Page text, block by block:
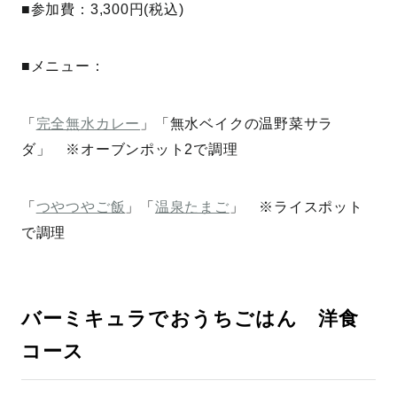
■参加費：3,300円(税込)
■メニュー：
「 完全無水カレー 」「無水ベイクの温野菜サラ
ダ」 ※オーブンポット2で調理
「 つやつやご飯 」「 温泉たまご 」 ※ライスポット
で調理
バーミキュラでおうちごはん 洋食
コース